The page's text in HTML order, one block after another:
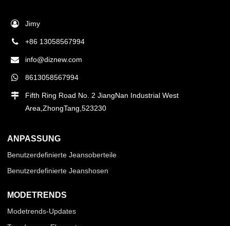
Jimy
+86 13058567994
info@diznew.com
8613058567994
Fifth Ring Road No. 2 JiangNan Industrial West
Area,ZhongTang,523230
ANPASSUNG
Benutzerdefinierte Jeansoberteile
Benutzerdefinierte Jeanshosen
MODETRENDS
Modetrends-Updates